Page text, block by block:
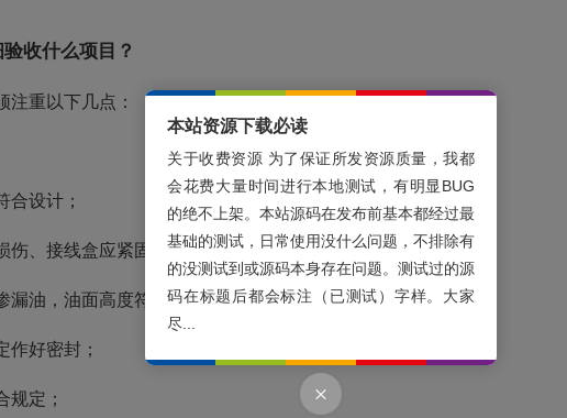
收什么项目？
注重以下几点：
设计；
、接线盒应紧固，且固定螺栓和防松装置应齐全；
油，油面高度符合要求；
好密封；
定；
本站资源下载必读
关于收费资源 为了保证所发资源质量，我都
会花费大量时间进行本地测试，有明显BUG
的绝不上架。本站源码在发布前基本都经过最
基础的测试，日常使用没什么问题，不排除有
的没测试到或源码本身存在问题。测试过的源
码在标题后都会标注（已测试）字样。大家
尽...